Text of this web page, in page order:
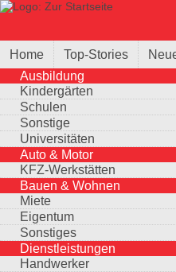
Direkt zum Inhalt
Home Top-Stories
Ausbildung
Kindergärten
Schulen
Sonstige
Universitäten
Auto & Motor
KFZ-Werkstätten
Bauen & Wohnen
Miete
Eigentum
Sonstiges
Dienstleistungen
Handwerker